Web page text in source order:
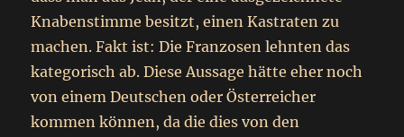
Knabenstimme besitzt, einen Kastraten zu
machen. Fakt ist: Die Franzosen lehnten das
kategorisch ab. Diese Aussage hätte eher noch
von einem Deutschen oder Österreicher
kommen können, da die dies von den